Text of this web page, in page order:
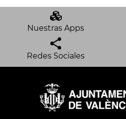
Nuestras Apps
Redes Sociales